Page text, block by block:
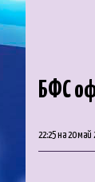
БФС
22:25 на 20 май